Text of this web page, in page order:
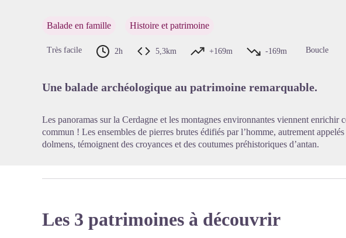
Balade en famille Histoire et patrimoine
Très facile 2h 5,3km +169m -169m Boucle
Une balade archéologique au patrimoine remarquable.
Les panoramas sur la Cerdagne et les montagnes environnantes viennent enrichir
commun ! Les ensembles de pierres brutes édifiés par l’homme, autrement
dolmens, témoignent des croyances et des coutumes préhistoriques d’antan.
Les 3 patrimoines à découvrir